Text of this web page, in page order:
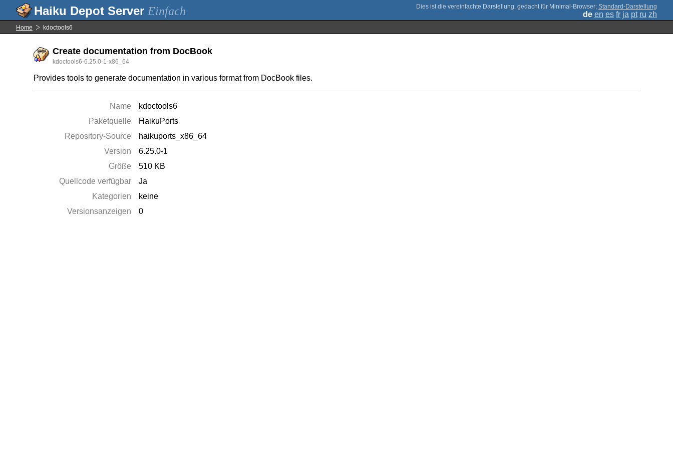
Einfach ; Standard-Darstellung
de en es fr ja pt ru zh
Home kdoctools6
Create documentation from DocBook
kdoctools6-6.25.0-1-x86_64
Provides tools to generate documentation in various format from DocBook files.
Name
kdoctools6
Paketquelle
HaikuPorts
Repository-Source
haikuports_x86_64
Version
6.25.0-1
Größe
510 KB
Quellcode verfügbar
Ja
Kategorien
keine
Versionsanzeigen
0